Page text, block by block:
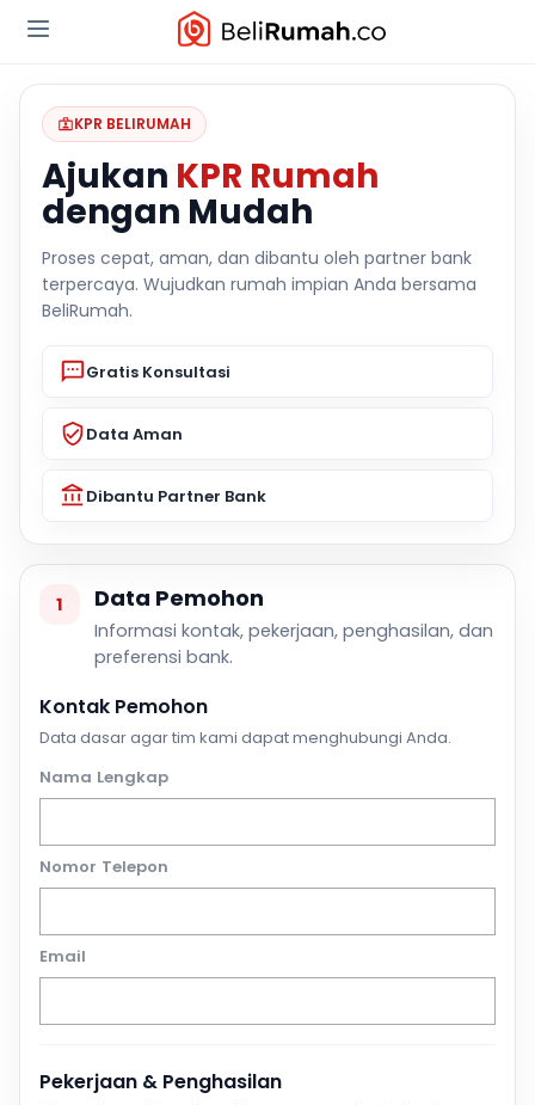
KPR BELIRUMAH
Ajukan KPR Rumah
dengan Mudah
Proses cepat, aman, dan dibantu oleh partner bank
terpercaya. Wujudkan rumah impian Anda bersama
BeliRumah.
Gratis Konsultasi
Data Aman
Dibantu Partner Bank
1 Data Pemohon
Informasi kontak, pekerjaan, penghasilan, dan
preferensi bank.
Kontak Pemohon
Data dasar agar tim kami dapat menghubungi Anda.
Nama Lengkap
Nomor Telepon
Email
Pekerjaan & Penghasilan